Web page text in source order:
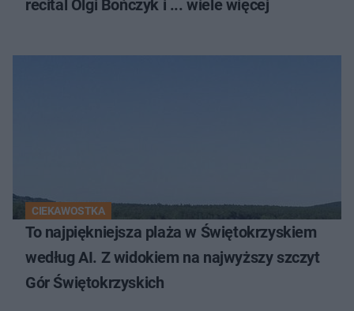
recital Olgi Bończyk i ... wiele więcej
CIEKAWOSTKA
To najpiękniejsza plaża w Świętokrzyskiem
według AI. Z widokiem na najwyższy szczyt
Gór Świętokrzyskich